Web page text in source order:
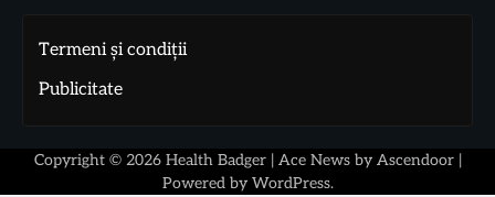
Termeni și condiții
Publicitate
Copyright © 2026 Health Badger| Ace News by Ascendoor|
Powered by WordPress.